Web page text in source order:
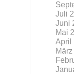
Juli
Juni
Mai
April